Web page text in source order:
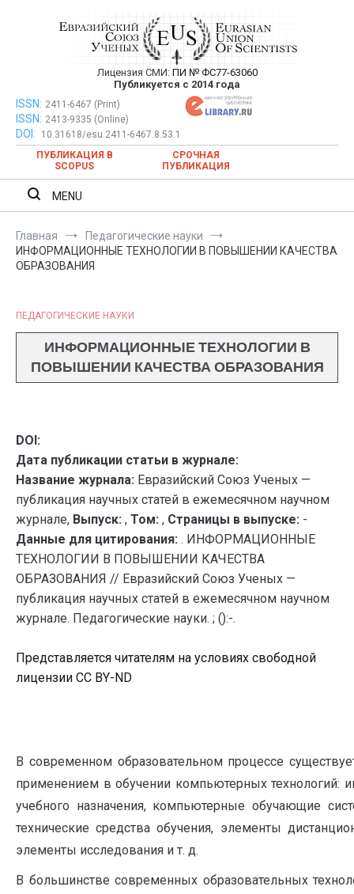
Евразийский Союз Ученых —
публикация научных статей в
ежемесячном научном журнале
Лицензия СМИ: ПИ № ФС77-63060
Публикуется с 2014 года
Евразийский Союз Ученых — публикация научных статей в
ежемесячном научном журнале
ISSN: 2411-6467 (Print)
ISSN: 2413-9335 (Online)
DOI:
10.31618/esu.2411-6467.8.53.1
ПУБЛИКАЦИЯ В
SCOPUS
СРОЧНАЯ
ПУБЛИКАЦИЯ
MENU
Главная
Педагогические науки
ИНФОРМАЦИОННЫЕ ТЕХНОЛОГИИ В ПОВЫШЕНИИ КАЧЕСТВА
ОБРАЗОВАНИЯ
ПЕДАГОГИЧЕСКИЕ НАУКИ
ИНФОРМАЦИОННЫЕ ТЕХНОЛОГИИ В
ПОВЫШЕНИИ КАЧЕСТВА ОБРАЗОВАНИЯ
DOI:
Дата публикации статьи в журнале:
Название журнала: Евразийский Союз Ученых —
публикация научных статей в ежемесячном научном
журнале, Выпуск: , Том: , Страницы в выпуске: -
Данные для цитирования: . ИНФОРМАЦИОННЫЕ
ТЕХНОЛОГИИ В ПОВЫШЕНИИ КАЧЕСТВА
ОБРАЗОВАНИЯ // Евразийский Союз Ученых —
публикация научных статей в ежемесячном научном
журнале. Педагогические науки. ; ():-.
Представляется читателям на условиях свободной
лицензии CC BY-ND
В современном образовательном процессе
применением в обучении компьютерных технологий:
учебного назначения, компьютерные обучающие
технические средства обучения, элементы
элементы исследования и т. д.
В большинстве современных образовательных